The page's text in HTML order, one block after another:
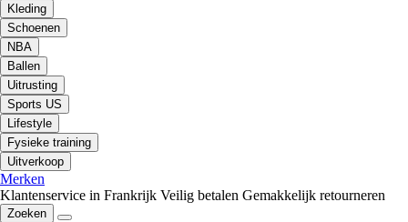
Kleding
Schoenen
NBA
Ballen
Uitrusting
Sports US
Lifestyle
Fysieke training
Uitverkoop
Merken
Klantenservice in Frankrijk Veilig betalen Gemakkelijk retourneren
Zoeken